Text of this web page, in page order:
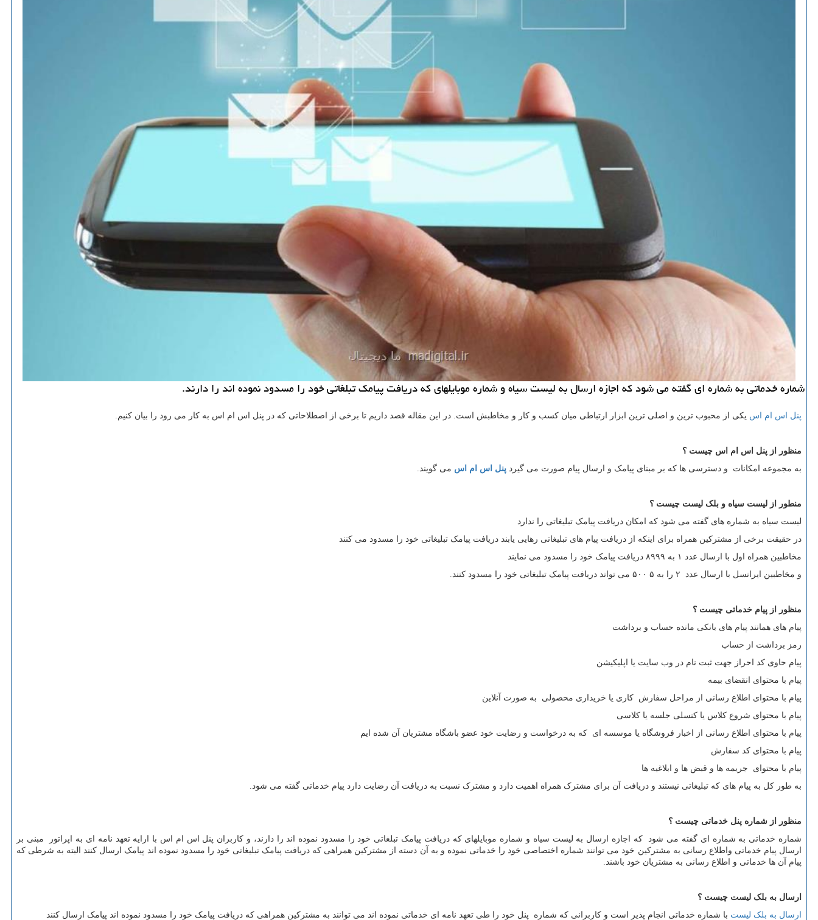
شماره خدماتی به شماره ای گفته می شود كه اجازه ارسال به لیست سیاه و شماره موبایلهای كه دریافت پیامك تبلغاتی خود را مسدود نموده اند را دارند.
پنل اس ام اس یکی از محبوب ترین و اصلی ترین ابزار ارتباطی میان کسب و کار و مخاطبش است. در این مقاله قصد داریم تا برخی از اصطلاحاتی که در پنل اس ام اس به کار می رود را بیان کنیم.
منظور از پنل اس ام اس چیست ؟
به مجموعه امکانات و دسترسی ها که بر مبنای پیامک و ارسال پیام صورت می گیرد پنل اس ام اس می گویند.
منطور از لیست سیاه و بلک لیست چیست ؟
لیست سیاه به شماره های گفته می شود که امکان دریافت پیامک تبلیغاتی را ندارد
در حقیقت برخی از مشترکین همراه برای اینکه از دریافت پیام های تبلیغاتی رهایی یابند دریافت پیامک تبلیغاتی خود را مسدود می کنند
مخاطبین همراه اول با ارسال عدد ۱ به ۸۹۹۹ دریافت پیامک خود را مسدود می نمایند
و مخاطبین ایرانسل با ارسال عدد ۲ را به ۵ ۵۰۰ می تواند دریافت پیامک تبلیغاتی خود را مسدود کنند.
منظور از پیام خدماتی چیست ؟
پیام های همانند پیام های بانکی مانده حساب و برداشت
رمز برداشت از حساب
پیام حاوی کد احراز جهت ثبت نام در وب سایت یا اپلیکیشن
پیام با محتوای انقضای بیمه
پیام با محتوای اطلاع رسانی از مراحل سفارش کاری یا خریداری محصولی به صورت آنلاین
پیام با محتوای شروع کلاس یا کنسلی جلسه یا کلاسی
پیام با محتوای اطلاع رسانی از اخبار فروشگاه یا موسسه ای که به درخواست و رضایت خود عضو باشگاه مشتریان آن شده ایم
پیام با محتوای کد سفارش
پیام با محتوای جریمه ها و قبض ها و ابلاغیه ها
به طور کل به پیام های که تبلیغاتی نیستند و دریافت آن برای مشترک همراه اهمیت دارد و مشترک نسبت به دریافت آن رضایت دارد پیام خدماتی گفته می شود.
منظور از شماره پنل خدماتی چیست ؟
شماره خدماتی به شماره ای گفته می شود که اجازه ارسال به لیست سیاه و شماره موبایلهای که دریافت پیامک تبلغاتی خود را مسدود نموده اند را دارند، و کاربران پنل اس ام اس با ارایه تعهد نامه ای به اپراتور مبنی بر
ارسال پیام خدماتی واطلاع رسانی به مشترکین خود می توانند شماره اختصاصی خود را خدماتی نموده و به آن دسته از مشترکین همراهی که دریافت پیامک تبلیغاتی خود را مسدود نموده اند پیامک ارسال کنند البته به شرطی که
پیام آن ها خدماتی و اطلاع رسانی به مشتریان خود باشند.
ارسال به بلک لیست چیست ؟
ارسال به بلک لیست با شماره خدماتی انجام پذیر است و کاربرانی که شماره پنل خود را طی تعهد نامه ای خدماتی نموده اند می توانند به مشترکین همراهی که دریافت پیامک خود را مسدود نموده اند پیامک ارسال کنند